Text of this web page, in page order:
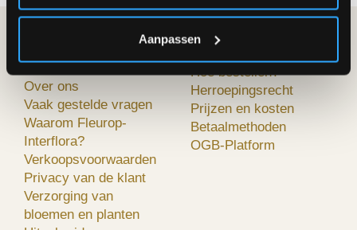
Aanpassen
INTERFLORA
Over ons
Vaak gestelde vragen
Waarom Fleurop-
Interflora?
Verkoopsvoorwaarden
Privacy van de klant
Verzorging van
bloemen en planten
MIJN BESTELLING
Hoe bestellen?
Herroepingsrecht
Prijzen en kosten
Betaalmethoden
OGB-Platform